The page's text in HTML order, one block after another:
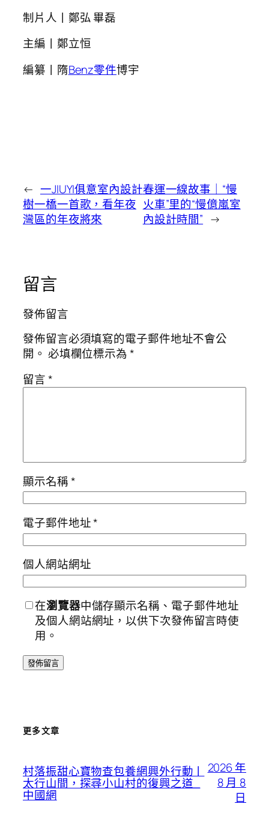
制片人丨鄭弘 畢磊
主編丨鄭立恒
編纂丨隋Benz零件博宇
← 一JIUYI俱意室內設計
樹一橋一首歌，看年夜
灣區的年夜將來
春運一線故事｜“慢
火車”里的“慢億嵐室
內設計時間” →
留言
發佈留言
發佈留言必須填寫的電子郵件地址不會公
開。 必填欄位標示為*
留言*
顯示名稱*
電子郵件地址*
個人網站網址
在瀏覽器中儲存顯示名稱、電子郵件地址
及個人網站網址，以供下次發佈留言時使
用。
更多文章
村落振甜心寶物查包養網興外行動丨
太行山間，探尋小山村的復興之道_
中國網
2026 年
8 月 8
日